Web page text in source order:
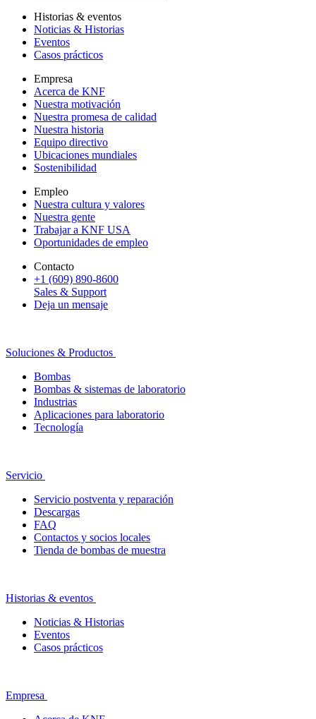
Historias & eventos
Noticias & Historias
Eventos
Casos prácticos
Empresa
Acerca de KNF
Nuestra motivación
Nuestra promesa de calidad
Nuestra historia
Equipo directivo
Ubicaciones mundiales
Sostenibilidad
Empleo
Nuestra cultura y valores
Nuestra gente
Trabajar a KNF USA
Oportunidades de empleo
Contacto
+1 (609) 890-8600
Sales & Support
Deja un mensaje
Soluciones & Productos
Bombas
Bombas & sistemas de laboratorio
Industrias
Aplicaciones para laboratorio
Tecnología
Servicio
Servicio postventa y reparación
Descargas
FAQ
Contactos y socios locales
Tienda de bombas de muestra
Historias & eventos
Noticias & Historias
Eventos
Casos prácticos
Empresa